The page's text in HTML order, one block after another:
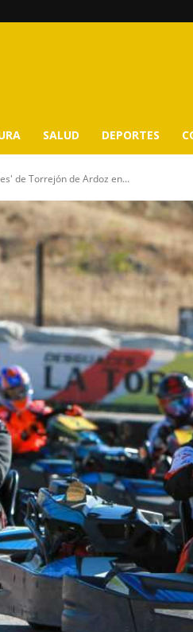
SALUD DEPORTES
de Torrejón de Ardoz en...